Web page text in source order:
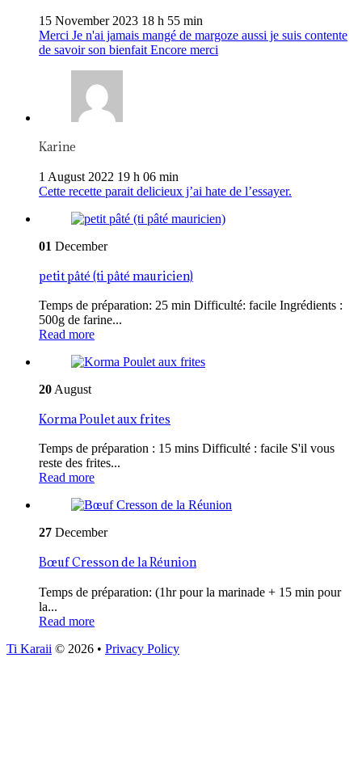
15 November 2023 18 h 55 min
Merci Je n'ai jamais mangé de margoze aussi je suis contente
de savoir son bienfait Encore merci
Karine
1 August 2022 19 h 06 min
Cette recette parait delicieux j’ai hate de l’essayer.
01 December
petit pâté (ti pâté mauricien)
Temps de préparation: 25 min Difficulté: facile Ingrédients :
500g de farine...
Read more
20 August
Korma Poulet aux frites
Temps de préparation : 15 mins Difficulté : facile S'il vous
reste des frites...
Read more
27 December
Bœuf Cresson de la Réunion
Temps de préparation: (1hr pour la marinade + 15 min pour
la...
Read more
Ti Karaii © 2026 • Privacy Policy